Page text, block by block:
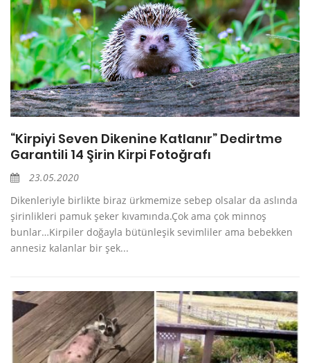
“Kirpiyi Seven Dikenine Katlanır” Dedirtme
Garantili 14 Şirin Kirpi Fotoğrafı
23.05.2020
Dikenleriyle birlikte biraz ürkmemize sebep olsalar da aslında
şirinlikleri pamuk şeker kıvamında.Çok ama çok minnoş
bunlar…Kirpiler doğayla bütünleşik sevimliler ama bebekken
annesiz kalanlar bir şek...